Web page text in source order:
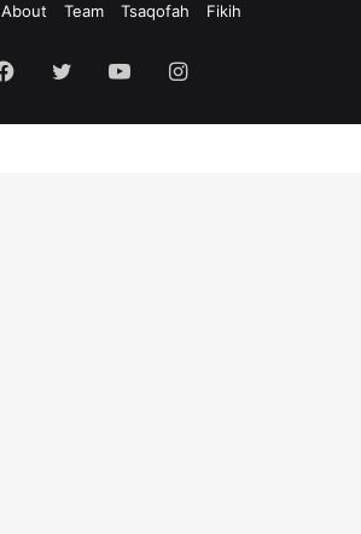
About Team Tsaqofah Fikih
Facebook
Twitter YouTubeInstagram